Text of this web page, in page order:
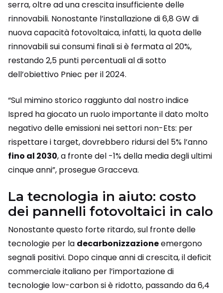
serra, oltre ad una crescita insufficiente delle
rinnovabili. Nonostante l’installazione di 6,8 GW di
nuova capacità fotovoltaica, infatti, la quota delle
rinnovabili sui consumi finali si è fermata al 20%,
restando 2,5 punti percentuali al di sotto
dell’obiettivo Pniec per il 2024.
“Sul mimino storico raggiunto dal nostro indice
Ispred ha giocato un ruolo importante il dato molto
negativo delle emissioni nei settori non-Ets: per
rispettare i target, dovrebbero ridursi del 5% l’anno
fino al 2030, a fronte del -1% della media degli ultimi
cinque anni”, prosegue Gracceva.
La tecnologia in aiuto: costo
dei pannelli fotovoltaici in calo
Nonostante questo forte ritardo, sul fronte delle
tecnologie per la decarbonizzazioneemergono
segnali positivi. Dopo cinque anni di crescita, il deficit
commerciale italiano per l’importazione di
tecnologie low-carbon si è ridotto, passando da 6,4